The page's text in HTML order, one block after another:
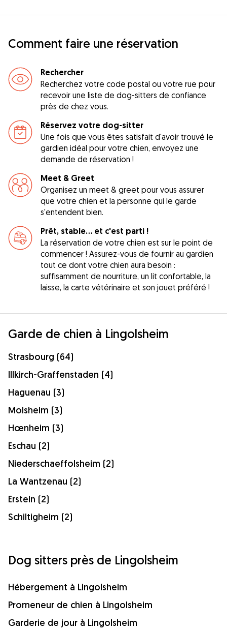
Comment faire une réservation
Rechercher
Recherchez votre code postal ou votre rue pour
recevoir une liste de dog-sitters de confiance
près de chez vous.
Réservez votre dog-sitter
Une fois que vous êtes satisfait d'avoir trouvé le
gardien idéal pour votre chien, envoyez une
demande de réservation !
Meet & Greet
Organisez un meet & greet pour vous assurer
que votre chien et la personne qui le garde
s'entendent bien.
Prêt, stable... et c'est parti !
La réservation de votre chien est sur le point de
commencer ! Assurez-vous de fournir au gardien
tout ce dont votre chien aura besoin :
suffisamment de nourriture, un lit confortable, la
laisse, la carte vétérinaire et son jouet préféré !
Garde de chien à Lingolsheim
Strasbourg (64)
Illkirch-Graffenstaden (4)
Haguenau (3)
Molsheim (3)
Hœnheim (3)
Eschau (2)
Niederschaeffolsheim (2)
La Wantzenau (2)
Erstein (2)
Schiltigheim (2)
Dog sitters près de Lingolsheim
Hébergement à Lingolsheim
Promeneur de chien à Lingolsheim
Garderie de jour à Lingolsheim